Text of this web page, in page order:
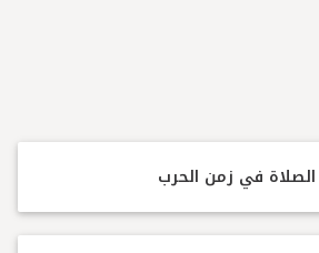
الصلاة في زمن الحرب